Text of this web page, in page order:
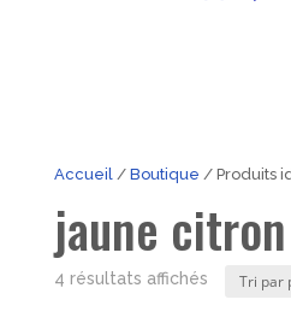
Accueil/ Boutique / Produits
jaune citron
4 résultats affichésTrié